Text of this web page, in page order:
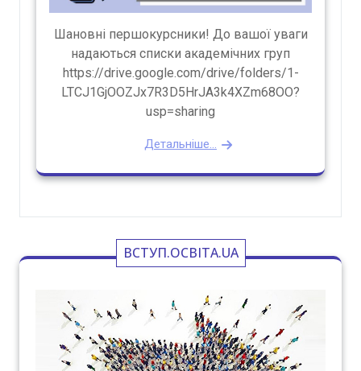
Шановні першокурсники! До вашої уваги
надаються списки академічних груп
https://drive.google.com/drive/folders/1-
LTCJ1GjOOZJx7R3D5HrJA3k4XZm68OO?
usp=sharing
Детальніше...
ВСТУП.ОСВІТА.UA